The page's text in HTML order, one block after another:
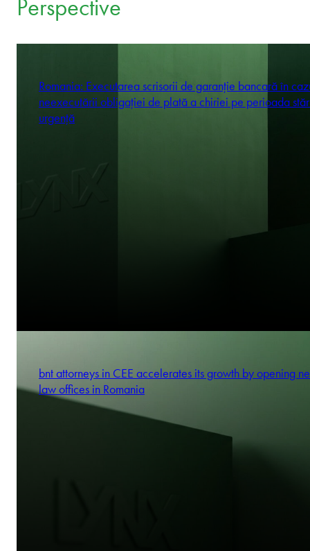
Perspective
Romania: Executarea scrisorii de garanție bancară în
neexecutării obligației de plată a chiriei pe perioada
urgență
bnt attorneys in CEE accelerates its growth by opening
law offices in Romania